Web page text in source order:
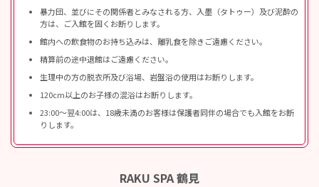
暴力団、並びにその関係者とみなされる方、入墨（タトゥー）及び泥酔の
方は、ご入館を固くお断りします。
館内への飲食物のお持ち込みは、離乳食を除きご遠慮ください。
精算前の途中退館はご遠慮ください。
生理中の方の脱衣所及び浴場、岩盤浴の使用はお断りします。
120cm以上のお子様の混浴はお断りします。
23:00〜翌4:00は、18歳未満のお客様は保護者同伴の場合でも入館をお断
りします。
RAKU SPA 鶴見